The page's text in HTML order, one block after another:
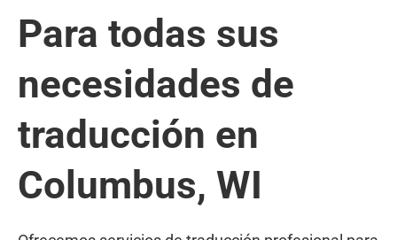
Para todas sus
necesidades de
traducción en
Columbus, WI